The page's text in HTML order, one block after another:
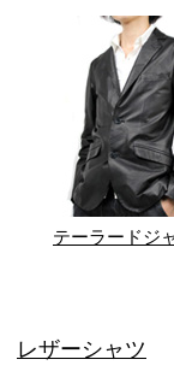
テーラードジ
レザーシャツ